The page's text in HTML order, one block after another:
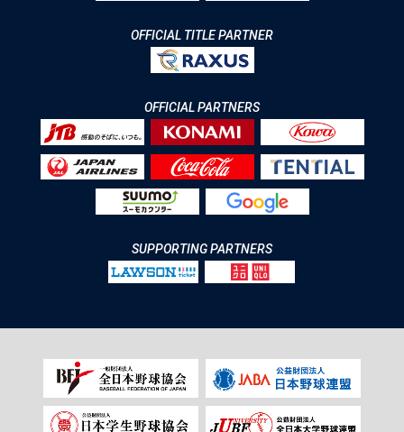
OFFICIAL TITLE PARTNER
OFFICIAL PARTNERS
SUPPORTING PARTNERS